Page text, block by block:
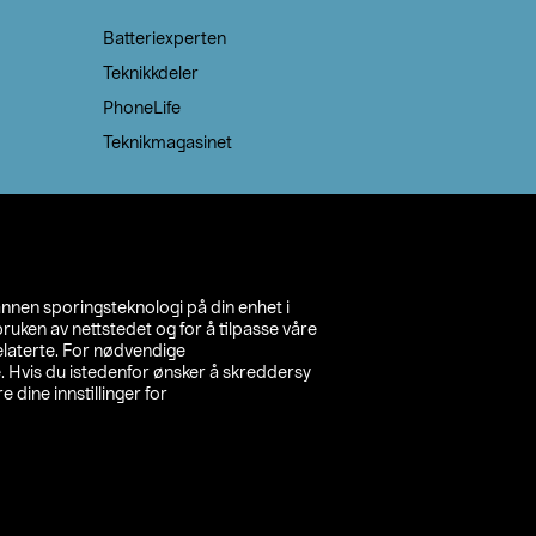
sporingsteknologi på din enhet i
av nettstedet og for å tilpasse våre
For nødvendige
Hvis du istedenfor ønsker å skreddersy
dine innstillinger for
Batteriexperten
Teknikkdeler
PhoneLife
Teknikmagasinet